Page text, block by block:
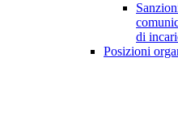
di
Posizioni